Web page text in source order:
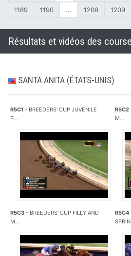
1189
1190 ... 1208 1209
SANTA ANITA (ÉTATS-UNIS)
R5C1 - BREEDERS' CUP JUVENILE
FI...
R5C2
M...
R5C3 - BREEDERS' CUP FILLY AND
M...
R5C4